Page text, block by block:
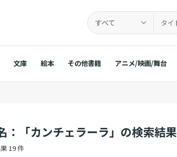
すべて
文庫 絵本 その他書籍 アニメ/映画/舞台
：「カンチェラーラ」の検索結果
19 件